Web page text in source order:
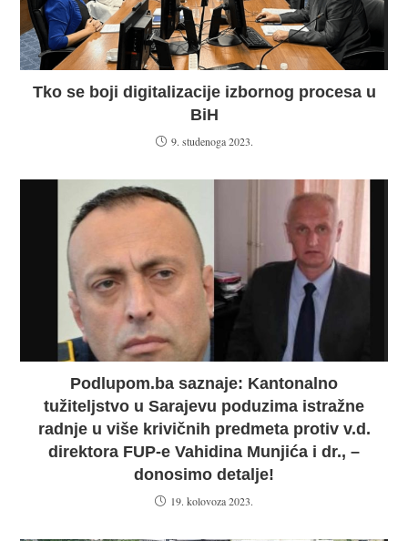
Tko se boji digitalizacije izbornog procesa u
BiH
9. studenoga 2023.
Podlupom.ba saznaje: Kantonalno
tužiteljstvo u Sarajevu poduzima istražne
radnje u više krivičnih predmeta protiv v.d.
direktora FUP-e Vahidina Munjića i dr., –
donosimo detalje!
19. kolovoza 2023.